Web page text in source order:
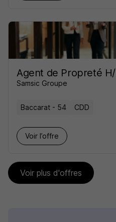
Agent de Propreté
Samsic Groupe
Baccarat - 54 CDD
Voir l’offre
Voir plus d'offres